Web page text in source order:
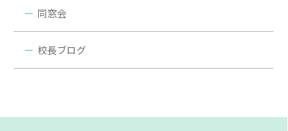
同窓会
校長ブログ